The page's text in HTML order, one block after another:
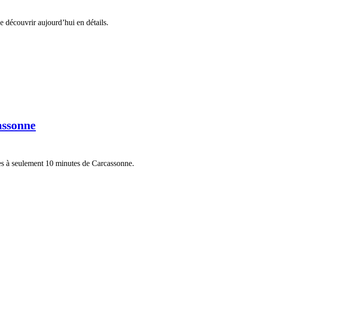
découvrir aujourd’hui en détails.
seulement 10 minutes de Carcassonne.